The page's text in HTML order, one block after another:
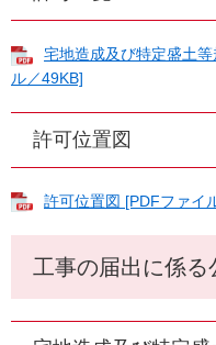
宅地造成及び特定盛土
ル／49KB]
許可位置図
許可位置図 [PDFファイ
工事の届出に係る